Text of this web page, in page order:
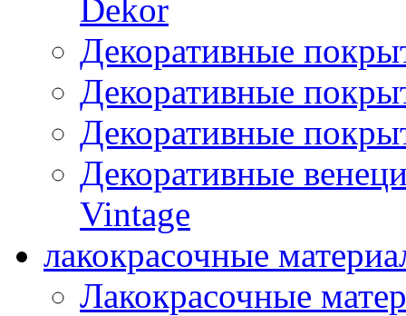
Dekor
Декоративные
Декоративные
Декоративные
Декоративные
Vintage
лакокрасочные
Лакокрасочные